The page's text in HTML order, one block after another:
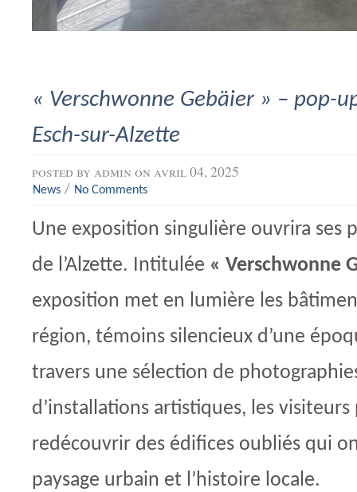
« Verschwonne Gebäier » – pop-
Esch-sur-Alzette
posted by admin on avril 04, 2025
News / No Comments
Une exposition singulière ouvrira ses
de l’Alzette. Intitulée « Verschwonne
exposition met en lumière les
région, témoins silencieux d’une
travers une sélection de
d’installations artistiques, les
redécouvrir des édifices oubliés qui
paysage urbain et l’histoire locale.